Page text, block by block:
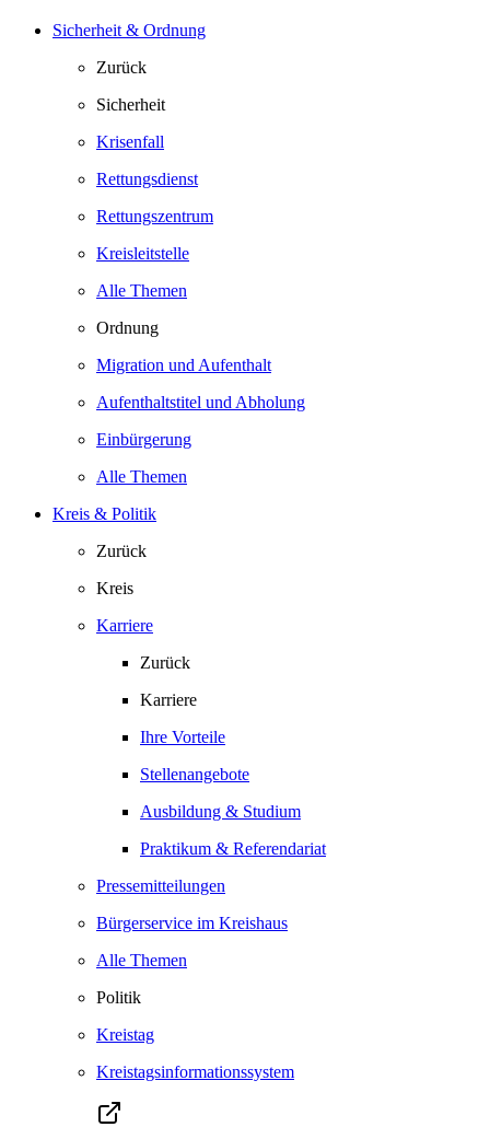
Sicherheit & Ordnung
Zurück
Sicherheit
Krisenfall
Rettungsdienst
Rettungszentrum
Kreisleitstelle
Alle Themen
Ordnung
Migration und Aufenthalt
Aufenthaltstitel und Abholung
Einbürgerung
Alle Themen
Kreis & Politik
Zurück
Kreis
Karriere
Zurück
Karriere
Ihre Vorteile
Stellenangebote
Ausbildung & Studium
Praktikum & Referendariat
Pressemitteilungen
Bürgerservice im Kreishaus
Alle Themen
Politik
Kreistag
Kreistagsinformationssystem